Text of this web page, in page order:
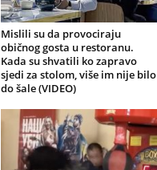
Mislili su da provociraju
običnog gosta u restoranu.
Kada su shvatili ko zapravo
sjedi za stolom, više im nije bilo
do šale (VIDEO)